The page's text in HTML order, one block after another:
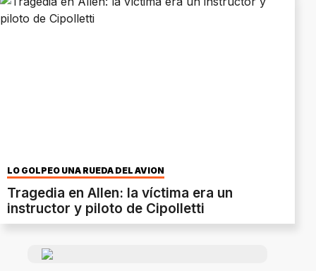
LO GOLPEÓ UNA RUEDA DEL AVIÓN
Tragedia en Allen: la víctima era un
instructor y piloto de Cipolletti